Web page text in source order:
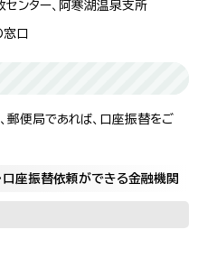
センター、阿寒湖温泉支所
窓口
郵便局であれば、口座振替をご
座振替依頼ができる金融機関